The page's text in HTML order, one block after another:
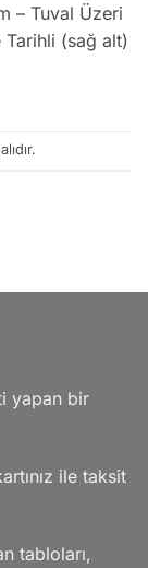
– Tuval Üzeri
Tarihli (sağ alt)
yapan bir
ile taksit
tabloları,